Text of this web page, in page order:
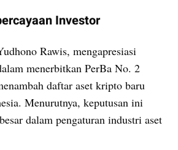
Investor
Rawis, mengapresiasi
menerbitkan PerBa No. 2
daftar aset kripto baru
Menurutnya, keputusan ini
dalam pengaturan industri aset